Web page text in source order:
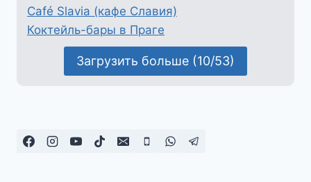
Café Slavia (кафе Славия)
Коктейль-бары в Праге
Загрузить больше (10/53)